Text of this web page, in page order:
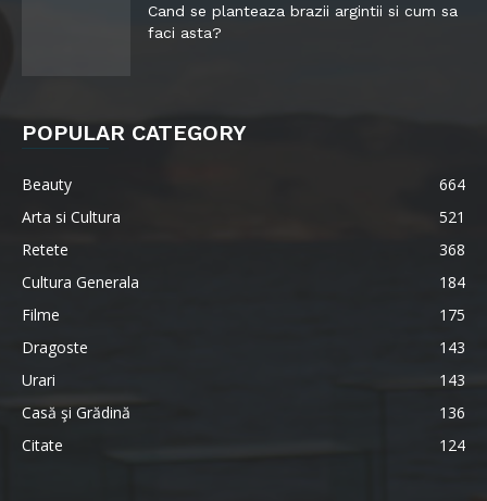
Cand se planteaza brazii argintii si cum sa
faci asta?
POPULAR CATEGORY
Beauty
664
Arta si Cultura
521
Retete
368
Cultura Generala
184
Filme
175
Dragoste
143
Urari
143
Casă şi Grădină
136
Citate
124